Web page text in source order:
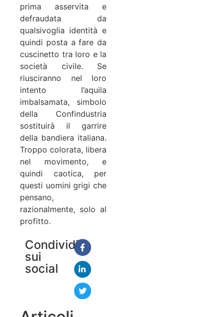
prima asservita e
defraudata da
qualsivoglia identità e
quindi posta a fare da
cuscinetto tra loro e la
società civile. Se
riusciranno nel loro
intento l’aquila
imbalsamata, simbolo
della Confindustria
sostituirà il garrire
della bandiera italiana.
Troppo colorata, libera
nel movimento, e
quindi caotica, per
questi uomini grigi che
pensano,
razionalmente, solo al
profitto.
Condividi
sui
social